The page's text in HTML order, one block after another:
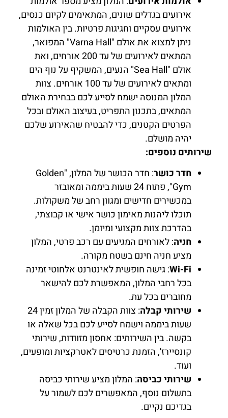
אירועים בגדלים שונים, המתאימים לקיום כנסים,
אירועים עסקיים וחגיגות פרטיות. בין האולמות
ניתן למצוא את אולם "Varna Hall" המפואר,
המתאים לאירועים של עד 200 אורחים, ואת
אולם "Sea Hall" הנעים, המשקיף על נוף הים
ומתאים לאירועים של עד 100 אורחים. צוות
המלון המנוסה ישמח לסייע לכם בבחירת האולם
המתאים, בתכנון התפריט, בעיצוב האולם ובכל
הפרטים הקטנים, כדי להבטיח שהאירוע שלכם
יהיה מושלם.
שירותים נוספים:
חדר כושר
: חדר הכושר של המלון, "Golden
Gym", פתוח 24 שעות ביממה ומאובזר
במכשירים חדישים ומגוון רחב של משקולות.
תוכלו ליהנות מאימון כושר אישי או קבוצתי,
בהדרכת צוות מקצועי ומיומן.
חניה: לאורחים המגיעים עם רכב פרטי, המלון
מציע חניה חינם בשטח מקורה.
Wi-Fi: גישה חופשית לאינטרנט אלחוטי זמינה
בכל רחבי המלון, המאפשרת לכם להישאר
מחוברים בכל עת.
שירותי קבלה
: צוות הקבלה של המלון זמין 24
שעות ביממה וישמח לסייע לכם בכל שאלה או
בקשה. בין השירותים: אחסון מזוודות, שירותי
קונסיירז', הזמנת כרטיסים לאטרקציות ומופעים,
ועוד.
שירותי כביסה: המלון מציע שירותי כביסה
בתשלום נוסף, המאפשרים לכם לשמור על
בגדיכם נקיים.